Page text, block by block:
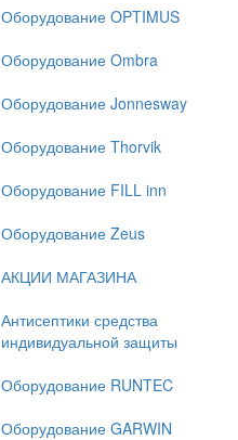
Оборудование OPTIMUS
Оборудование Ombra
Оборудование Jonnesway
Оборудование Thorvik
Оборудование FILL inn
Оборудование Zeus
АКЦИИ МАГАЗИНА
Антисептики средства
индивидуальной защиты
Оборудование RUNTEC
Оборудование GARWIN